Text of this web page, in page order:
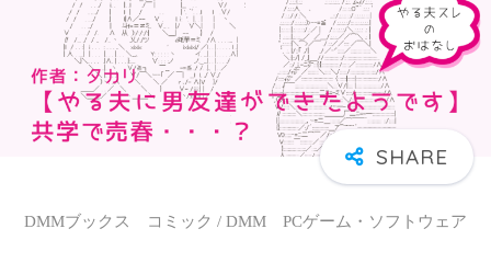
DMMブックス コミック / DMM PCゲーム・ソフトウェア